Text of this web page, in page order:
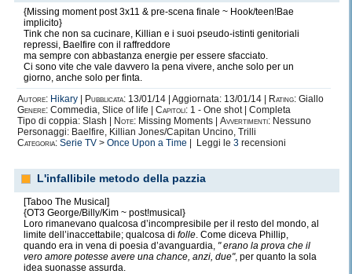
{Missing moment post 3x11 & pre-scena finale ~ Hook/teen!Bae
implicito}
Tink che non sa cucinare, Killian e i suoi pseudo-istinti genitoriali
repressi, Baelfire con il raffreddore
ma sempre con abbastanza energie per essere sfacciato.
Ci sono vite che vale davvero la pena vivere, anche solo per un
giorno, anche solo per finta.
Autore: Hikary Pubblicata: 13/01/14 | Aggiornata: 13/01/14 | Rating: Giallo
Genere: Commedia, Slice of life | Capitoli: 1 - One shot | Completa
Tipo di coppia: Slash |
Note: Missing Moments | Avvertimenti: Nessuno
Personaggi: Baelfire, Killian Jones/Capitan Uncino, Trilli
Categoria: Serie TV > Once Upon a Time | Leggi le 3 recensioni
L'infallibile metodo della pazzia
[Taboo The Musical]
{OT3 George/Billy/Kim ~ post!musical}
Loro rimanevano qualcosa d’incompresibile per il resto del mondo, al
limite dell’inaccettabile; qualcosa di folle. Come diceva Phillip,
quando era in vena di poesia d’avanguardia, " erano la prova che il
vero amore potesse avere una chance, anzi, due", per quanto la sola
idea suonasse assurda.